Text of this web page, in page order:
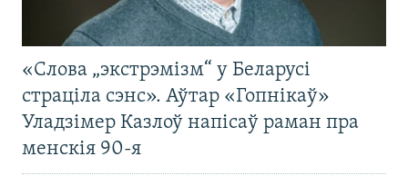
«Слова „экстрэмізм“ у Беларусі
страціла сэнс». Аўтар «Гопнікаў»
Уладзімер Казлоў напісаў раман пра
менскія 90-я